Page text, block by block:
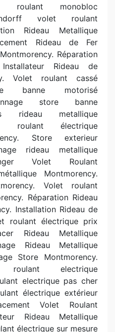
roulant monobloc
volet roulant
Rideau Metallique
Rideau de Fer
Réparation
Rideau de
Volet roulant cassé
banne motorisé
store banne
rideau metallique
roulant électrique
Store exterieur
rideau metallique
Volet Roulant
Montmorency.
Volet roulant
Réparation Rideau
Installation Rideau de
roulant électrique prix
Rideau Metallique
Rideau Metallique
Store Montmorency.
roulant electrique
electrique pas cher
électrique extérieur
Volet Roulant
Rideau Metallique
électrique sur mesure